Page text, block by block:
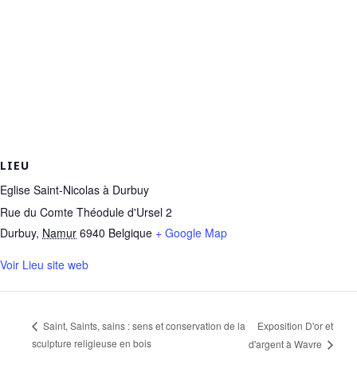
LIEU
Eglise Saint-Nicolas à Durbuy
Rue du Comte Théodule d'Ursel 2
Durbuy, Namur 6940 Belgique + Google Map
Voir Lieu site web
Saint, Saints, sains : sens et conservation de la
sculpture religieuse en bois
Exposition D'or et
d'argent à Wavre